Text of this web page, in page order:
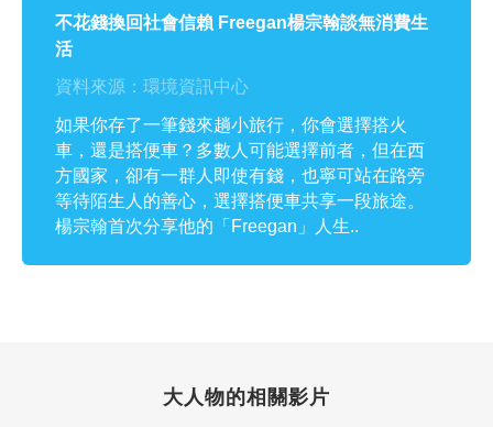
不花錢換回社會信賴 Freegan楊宗翰談無消費生
活
資料來源：環境資訊中心
如果你存了一筆錢來趟小旅行，你會選擇搭火
車，還是搭便車？多數人可能選擇前者，但在西
方國家，卻有一群人即使有錢，也寧可站在路旁
等待陌生人的善心，選擇搭便車共享一段旅途。
楊宗翰首次分享他的「Freegan」人生..
大人物的相關影片